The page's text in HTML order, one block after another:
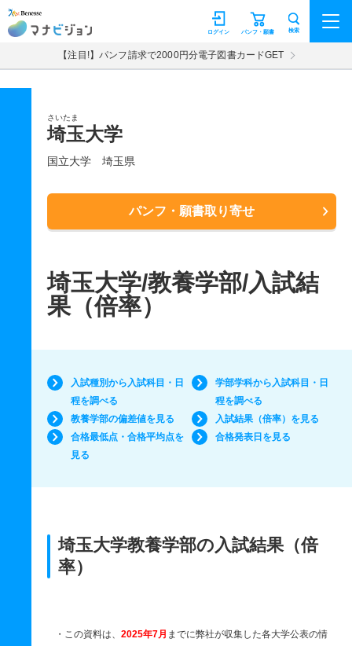
マナビジョン パンフ・願書
ログイン 検索
【注目!】パンフ請求で2000円分電子図書カードGET
さいたま
埼玉大学
国立大学 埼玉県
パンフ・願書取り寄せ
埼玉大学/教養学部/入試結
果（倍率）
入試種別から入試科目・日
程を調べる
学部学科から入試科目・日
程を調べる
教養学部の偏差値を見る
入試結果（倍率）を見る
合格最低点・合格平均点を
見る
合格発表日を見る
埼玉大学教養学部の入試結果（倍
率）
・この資料は、 2025年7月 までに弊社が収集した各大学公表の情